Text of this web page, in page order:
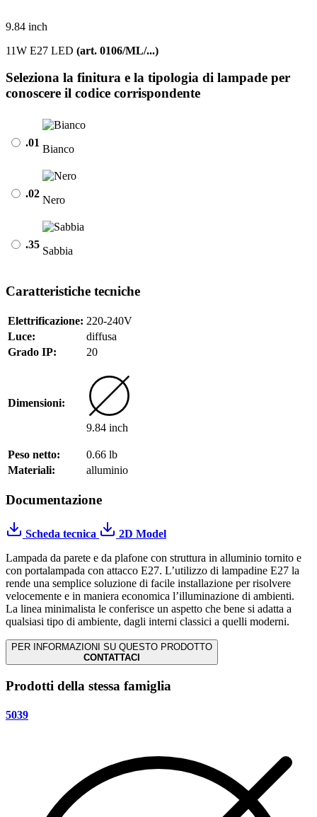
9.84 inch
11W E27 LED (art. 0106/ML/...)
Seleziona la finitura e la tipologia di lampade per
conoscere il codice corrispondente
.01
Bianco
.02
Nero
.35
Sabbia
Caratteristiche tecniche
Elettrificazione: 220-240V
Luce:
diffusa
Grado IP:
20
Dimensioni:
9.84 inch
Peso netto:
0.66 lb
Materiali:
alluminio
Documentazione
Scheda tecnica
2D Model
Lampada da parete e da plafone con struttura in alluminio tornito e
con portalampada con attacco E27. L’utilizzo di lampadine E27 la
rende una semplice soluzione di facile installazione per risolvere
velocemente e in maniera economica l’illuminazione di ambienti.
La linea minimalista le conferisce un aspetto che bene si adatta a
qualsiasi tipo di ambiente, dagli interni classici a quelli moderni.
PER INFORMAZIONI SU QUESTO PRODOTTO
CONTATTACI
Prodotti della stessa famiglia
5039